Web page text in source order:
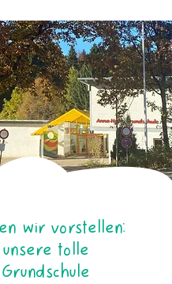
wir vorstellen:
unsere tolle
Grundschule